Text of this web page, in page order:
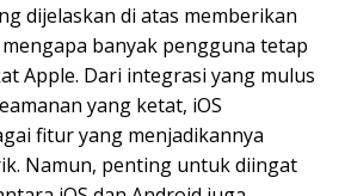
dijelaskan di atas memberikan
banyak pengguna tetap
Apple. Dari integrasi yang mulus
yang ketat, iOS
fitur yang menjadikannya
Namun, penting untuk diingat